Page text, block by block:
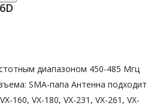
диапазоном 450-485 Мгц
SMA-папа Антенна подходит
160, VX-180, VX-231, VX-261, VX-